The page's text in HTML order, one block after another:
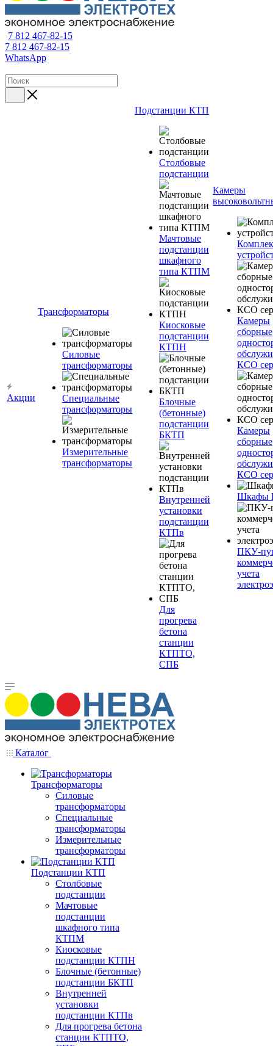
7 812 467-82-15
7 812 467-82-15
WhatsApp
Акции
Трансформаторы
Силовые
трансформаторы
Специальные
трансформаторы
Измерительные
трансформаторы
Подстанции КТП
Столбовые
подстанции
Мачтовые
подстанции
шкафного
типа КТПМ
Киосковые
подстанции
КТПН
Блочные
(бетонные)
подстанции
БКТП
Внутренней
установки
подстанции
КТПв
Для
прогрева
бетона
станции
КТПТО,
СПБ
Камеры
Камеры
сборные
КСО
Камеры
сборные
КСО
Шкафы
ПКУ-
учета
Каталог
Трансформаторы
Силовые
трансформаторы
Специальные
трансформаторы
Измерительные
трансформаторы
Подстанции КТП
Столбовые
подстанции
Мачтовые
подстанции
шкафного типа
КТПМ
Киосковые
подстанции КТПН
Блочные (бетонные)
подстанции БКТП
Внутренней
установки
подстанции КТПв
Для прогрева бетона
станции КТПТО,